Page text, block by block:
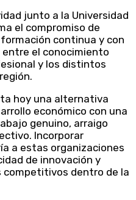
junto a la Universidad
el compromiso de
continua y con
el conocimiento
y los distintos
hoy una alternativa
económico con una
genuino, arraigo
Incorporar
a estas organizaciones
de innovación y
competitivos dentro de la